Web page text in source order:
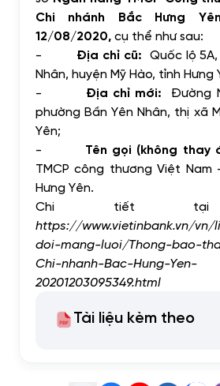
Chi nhánh Bắc Hưng
12/08/2020,cụ thể như sau:
-
Địa chỉ cũ: Quốc lộ
Nhân, huyện Mỹ Hào, tỉnh Hưng
-
Địa chỉ mới: Đường
phường Bần Yên Nhân, thị xã
Yên;
-
Tên gọi (không thay
TMCP công thương Việt Nam
Hưng Yên.
Chi tiết tại
https://www.vietinbank.vn/
doi-mang-luoi/Thong-bao-
Chi-nhanh-Bac-Hung-Yen-
20201203095349.html
Tài liệu kèm theo